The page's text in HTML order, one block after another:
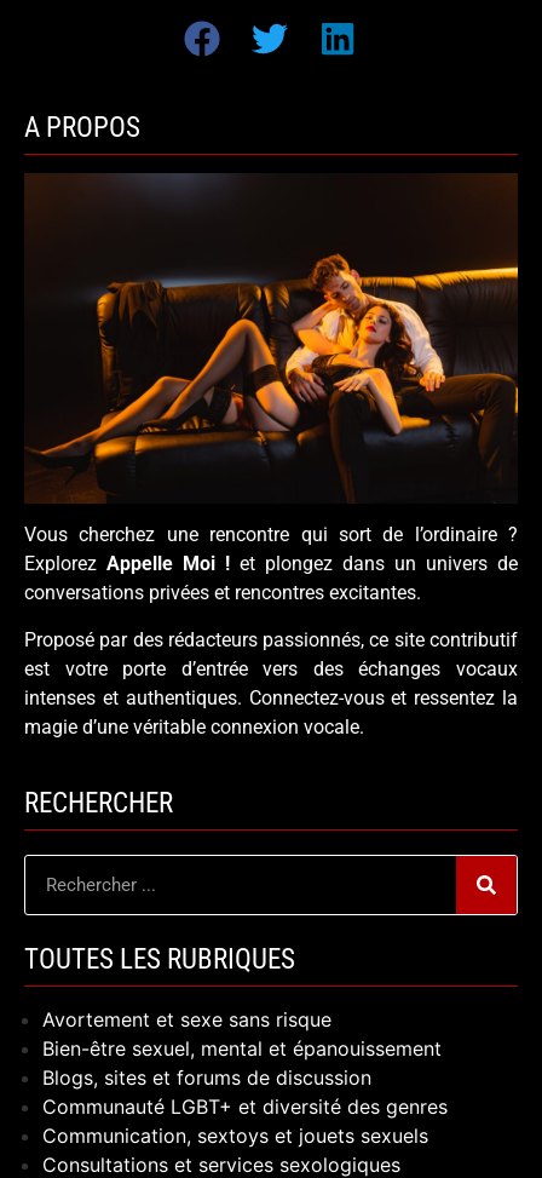
A PROPOS
Vous cherchez une rencontre qui sort de l’ordinaire ?
Explorez Appelle Moi ! et plongez dans un univers de
conversations privées et rencontres excitantes.
Proposé par des rédacteurs passionnés, ce site contributif
est votre porte d’entrée vers des échanges vocaux
intenses et authentiques. Connectez-vous et ressentez la
magie d’une véritable connexion vocale.
RECHERCHER
TOUTES LES RUBRIQUES
Avortement et sexe sans risque
Bien-être sexuel, mental et épanouissement
Blogs, sites et forums de discussion
Communauté LGBT+ et diversité des genres
Communication, sextoys et jouets sexuels
Consultations et services sexologiques